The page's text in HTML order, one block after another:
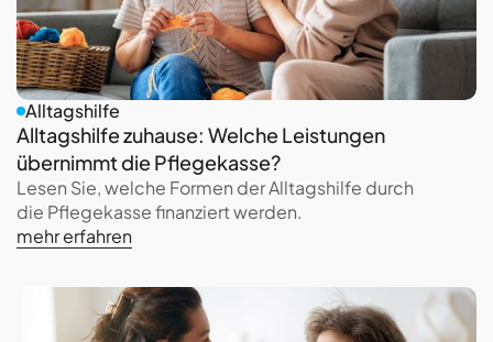
Alltagshilfe
Alltagshilfe zuhause: Welche Leistungen
übernimmt die Pflegekasse?
Lesen Sie, welche Formen der Alltagshilfe durch
die Pflegekasse finanziert werden.
mehr erfahren